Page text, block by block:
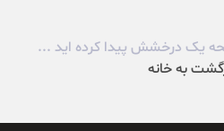
یک درخشش پیدا کرده اید ...
به خانه